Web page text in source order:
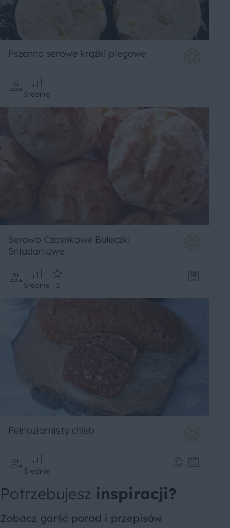
Pszenno serowe krążki piegowe
Średnie
Serowo Czosnkowe Bułeczki
Sniadaniowe
Średnie 3
Pełnoziarnisty chleb
Średnie
Potrzebujesz inspiracji?
Zobacz garść porad i przepisów